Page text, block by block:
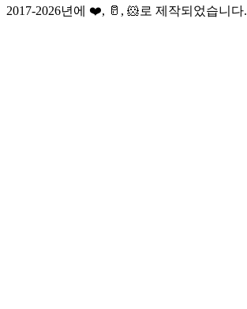
2017-2026년에 ❤️, 🥛, 🐹로 제작되었습니다.